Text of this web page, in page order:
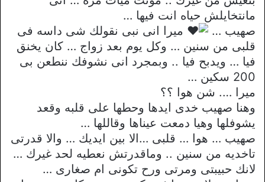
مانتخايلش حياه انت فيها …
صهيب …
ميرا انى نبى نقولك شى داسه فى
قلبى من سنين … وكل يوم بعد زواج … كان يخنق
فيا … ويدبح فيا .. وبمجرد انى نشوفك ننطعن بى
200 سكين …
ميرا …. شن هوا ؟؟
وهنا صهيب خدى ايدها وحطها على قلبه وقعد
يشوفلها وهيا دمعت عيناها وقاللها …
صهيب … هوا … قلبى …الا بين ايديك … والا قدرتى
تاخديه من سنين .. وماقدرتش نعطيه لحد غيرك …
لانك حبيبتى ومرتى ورح تكونى ام صغارى …